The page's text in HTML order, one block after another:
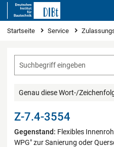
Sie sind hier
Startseite Service
Genau diese Wort-/
Z-7.4-3554
Gegenstand: Flexibles
WPG" zur Sanierung oder